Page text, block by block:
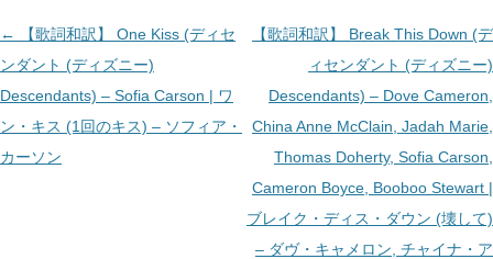
投
稿
ナ
ビ
ゲ
←
【歌詞和訳】 One Kiss (ディセ
ンダント (ディズニー)
Descendants) – Sofia Carson | ワ
ン・キス (1回のキス) – ソフィア・
カーソン
【歌詞和訳】 Break This Down (デ
ィセンダント (ディズニー)
Descendants) – Dove Cameron,
China Anne McClain, Jadah Marie,
Thomas Doherty, Sofia Carson,
Cameron Boyce, Booboo Stewart |
ブレイク・ディス・ダウン (壊して)
– ダヴ・キャメロン, チャイナ・ア